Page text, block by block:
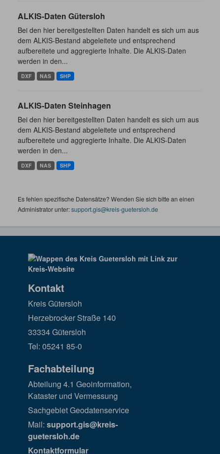
ALKIS-Daten Gütersloh
Bei den hier bereitgestellten Daten handelt es sich um aus
dem ALKIS-Bestand abgeleitete und entsprechend
aufbereitete und aggregierte Inhalte. Die ALKIS-Daten
werden in den...
DXF NAS SHP
ALKIS-Daten Steinhagen
Bei den hier bereitgestellten Daten handelt es sich um aus
dem ALKIS-Bestand abgeleitete und entsprechend
aufbereitete und aggregierte Inhalte. Die ALKIS-Daten
werden in den...
DXF NAS SHP
Es fehlen spezifische Datensätze? Wenden Sie sich bitte an einen
Administrator unter:support.gis@kreis-guetersloh.de
Kontakt
Kreis Gütersloh
Herzebrocker Straße 140
33334 Gütersloh
Tel: 05241 85-0
Fachabteilung
Abteilung 4.1 Geoinformation,
Kataster und Vermessung
Sachgebiet Geodatenservice
Mail: support.gis@kreis-
guetersloh.de
Kontaktformular